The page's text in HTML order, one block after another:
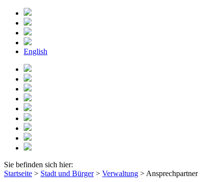
English
Sie befinden sich hier:
Startseite > Stadt und Bürger> Verwaltung > Ansprechpartner